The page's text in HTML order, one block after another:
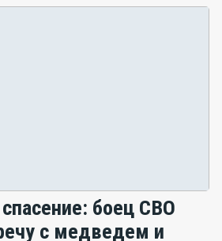
боец СВО
с медведем и